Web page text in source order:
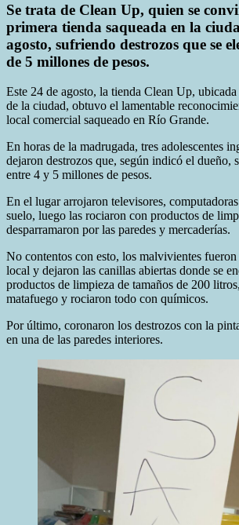
Se trata de Clean Up, quien se
primera tienda saqueada en la
agosto, sufriendo destrozos que se
de 5 millones de pesos.
Este 24 de agosto, la tienda Clean Up,
de la ciudad, obtuvo el lamentable
local comercial saqueado en Río Grande.
En horas de la madrugada, tres adolescentes
dejaron destrozos que, según indicó el dueño,
entre 4 y 5 millones de pesos.
En el lugar arrojaron televisores,
suelo, luego las rociaron con productos de
desparramaron por las paredes y mercaderías.
No contentos con esto, los malvivientes fueron
local y dejaron las canillas abiertas donde se
productos de limpieza de tamaños de 200
matafuego y rociaron todo con químicos.
Por último, coronaron los destrozos con la
en una de las paredes interiores.